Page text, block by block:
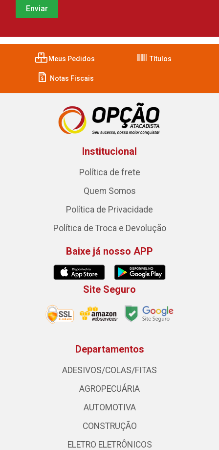
Meus Pedidos Títulos
Notas Fiscais
Institucional
Política de frete
Quem Somos
Política de Privacidade
Política de Troca e Devolução
Baixe já nosso APP
Site Seguro
Departamentos
ADESIVOS/COLAS/FITAS
AGROPECUÁRIA
AUTOMOTIVA
CONSTRUÇÃO
ELETRO ELETRÔNICOS